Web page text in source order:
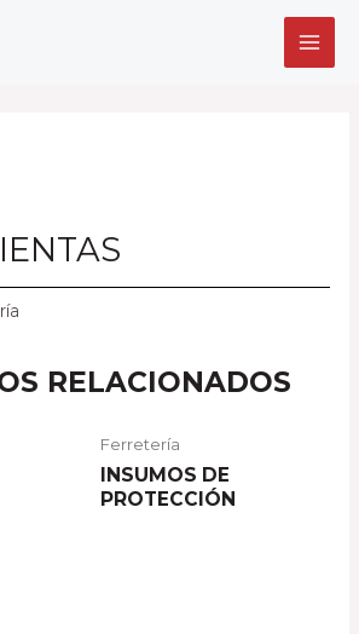
RELACIONADOS
Ferretería
INSUMOS DE
PROTECCIÓN